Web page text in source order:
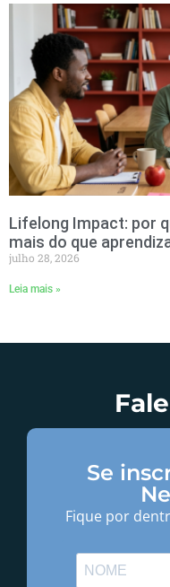
Lifelong Impact: por
mais do que
julho 28, 2026
Leia mais »
Se
Fique por